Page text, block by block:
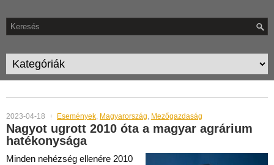
2023-04-18 Események, Magyarország, Mezőgazdaság
Nagyot ugrott 2010 óta a magyar agrárium
hatékonysága
Minden nehézség ellenére 2010